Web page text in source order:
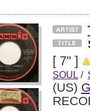
[ 7" ]
SOUL /
(US)